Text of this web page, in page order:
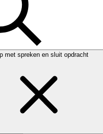
met spreken en sluit opdracht